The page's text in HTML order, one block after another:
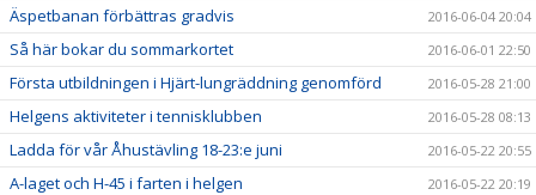
Äspetbanan förbättras gradvis 2016-06-04 20:04
Så här bokar du sommarkortet 2016-06-01 22:50
Första utbildningen i Hjärt-lungräddning genomförd 2016-05-28 21:00
Helgens aktiviteter i tennisklubben 2016-05-28 08:13
Ladda för vår Åhustävling 18-23:e juni 2016-05-22 20:55
A-laget och H-45 i farten i helgen 2016-05-22 20:19